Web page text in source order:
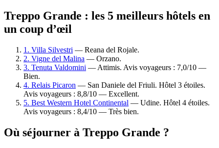
Treppo Grande : les 5 meilleurs hôtels en
un coup d’œil
1. Villa Silvestri — Reana del Rojale.
2. Vigne del Malina — Orzano.
3. Tenuta Valdomini — Attimis. Avis voyageurs : 7,0/10 —
Bien.
4. Relais Picaron — San Daniele del Friuli. Hôtel 3 étoiles.
Avis voyageurs : 8,8/10 — Excellent.
5. Best Western Hotel Continental — Udine. Hôtel 4 étoiles.
Avis voyageurs : 8,4/10 — Très bien.
Où séjourner à Treppo Grande ?